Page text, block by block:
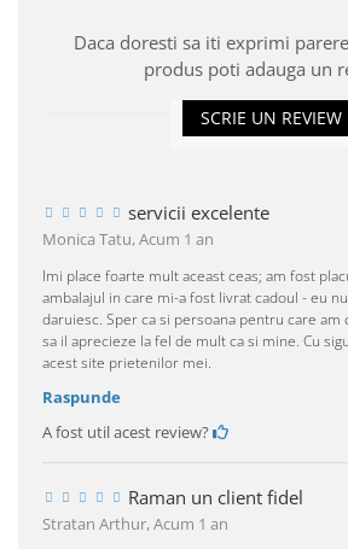
Daca doresti sa iti exprimi
produs poti adauga un
SCRIE UN REVIEW
servicii excelente
Monica Tatu,Acum 1 an
Imi place foarte mult aceast ceas; am fost
ambalajul in care mi-a fost livrat cadoul - eu
daruiesc. Sper ca si persoana pentru care am
sa il aprecieze la fel de mult ca si mine. Cu
acest site prietenilor mei.
Raspunde
A fost util acest review?
Raman un client fidel
Stratan Arthur,Acum 1 an